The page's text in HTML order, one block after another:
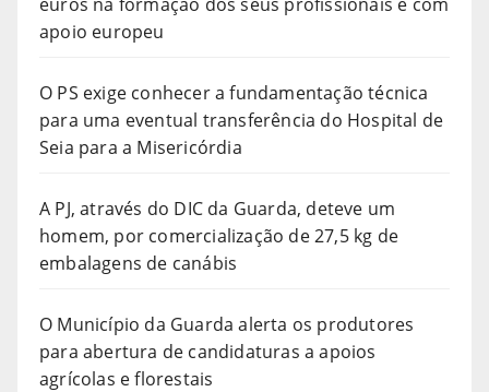
apoio europeu
O PS exige conhecer a fundamentação técnica
para uma eventual transferência do Hospital de
Seia para a Misericórdia
A PJ, através do DIC da Guarda, deteve um
homem, por comercialização de 27,5 kg de
embalagens de canábis
O Município da Guarda alerta os produtores
para abertura de candidaturas a apoios
agrícolas e florestais